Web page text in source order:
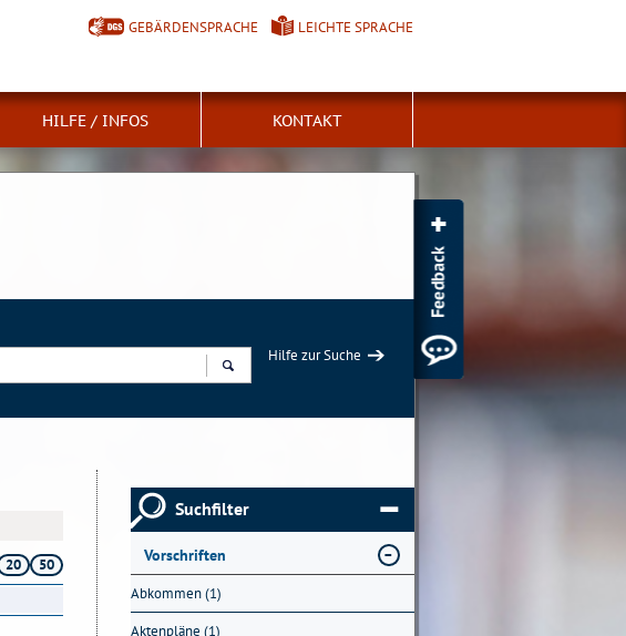
GEBÄRDENSPRACHE LEICHTE SPRACHE
HILFE / INFOS KONTAKT
Hilfe zur Suche
20
50
Suchfilter
Vorschriften
Abkommen (1)
Aktenpläne (1)